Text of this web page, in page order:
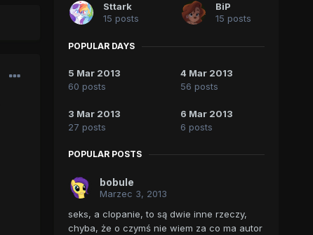
Sttark
15 posts
BiP
15 posts
POPULAR DAYS
5 Mar 2013
60 posts
4 Mar 2013
56 posts
3 Mar 2013
27 posts
6 Mar 2013
6 posts
POPULAR POSTS
bobule
Marzec 3, 2013
seks, a clopanie, to są dwie inne rzeczy,
chyba, że o czymś nie wiem za co ma autor